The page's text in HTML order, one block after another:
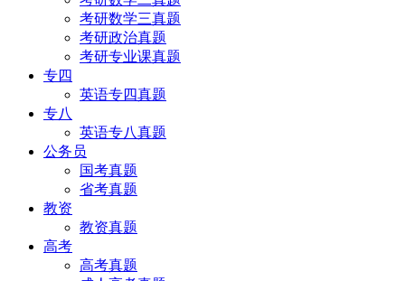
考研数学三真题
考研政治真题
考研专业课真题
专四
英语专四真题
专八
英语专八真题
公务员
国考真题
省考真题
教资
教资真题
高考
高考真题